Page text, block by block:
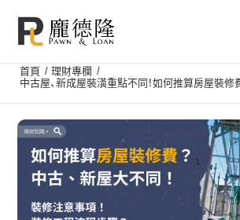
首頁 / 理財專欄 /
中古屋、新成屋裝潢重點不同！如何推算房屋裝修